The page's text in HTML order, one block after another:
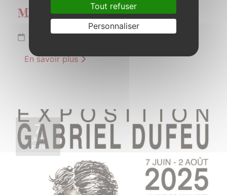
Marche gourmande de Brocéliande
En savoir plus
7
JUIN
2025
Tout refuser
Personnaliser